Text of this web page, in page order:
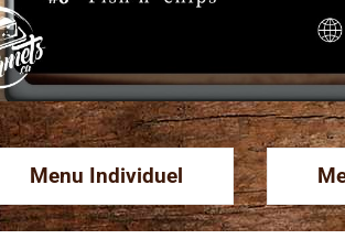
Menu Individuel